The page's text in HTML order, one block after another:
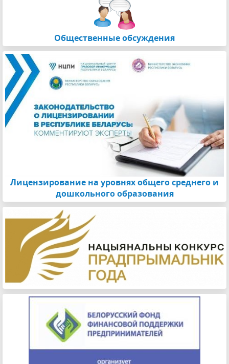
Общественные обсуждения
Лицензирование на уровнях общего среднего и
дошкольного образования